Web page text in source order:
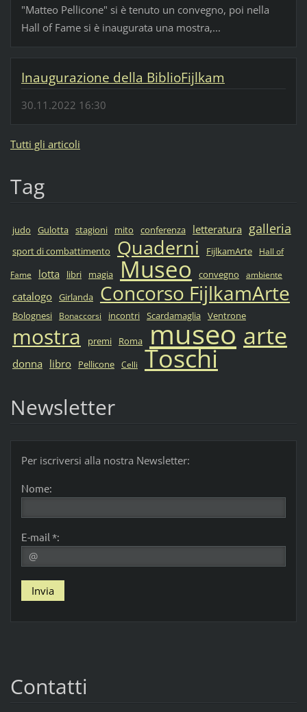
"Matteo Pellicone" si è tenuto un convegno, poi nella
Hall of Fame si è inaugurata una mostra,...
Inaugurazione della BiblioFijlkam
30.11.2022 16:30
Tutti gli articoli
Tag
judo Gulotta stagioni mito conferenza letteratura galleria
sport di combattimento Quaderni FijlkamArte
Hall of
Fame
lotta libri magia Museo convegno ambiente
catalogo Girlanda Concorso FijlkamArte
Bolognesi Bonaccorsi incontri Scardamaglia Ventrone
mostra premi Roma museo arte
donna libro Pellicone Celli Toschi
Newsletter
Per iscriversi alla nostra Newsletter:
Nome:
E-mail *:
Contatti